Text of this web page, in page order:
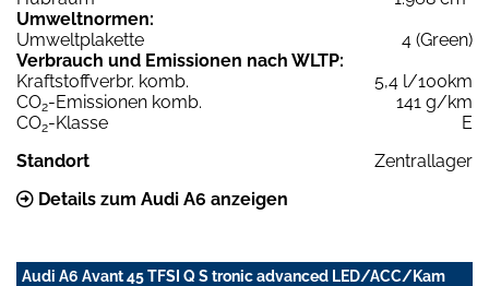
Umweltnormen:
Umweltplakette
4 (Green)
Verbrauch und Emissionen nach WLTP:
Kraftstoffverbr. komb.
5,4 l/100km
CO2-Emissionen komb.
141 g/km
CO2-Klasse
E
Standort
Zentrallager
Details zum Audi A6 anzeigen
Audi A6 Avant 45 TFSI Q S tronic advanced LED/ACC/Kam